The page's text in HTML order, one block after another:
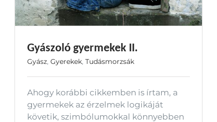
Gyászoló gyermekek II.
Gyász, Gyerekek, Tudásmorzsák
Ahogy korábbi cikkemben is írtam, a
gyermekek az érzelmek logikáját
követik, szimbólumokkal könnyebben